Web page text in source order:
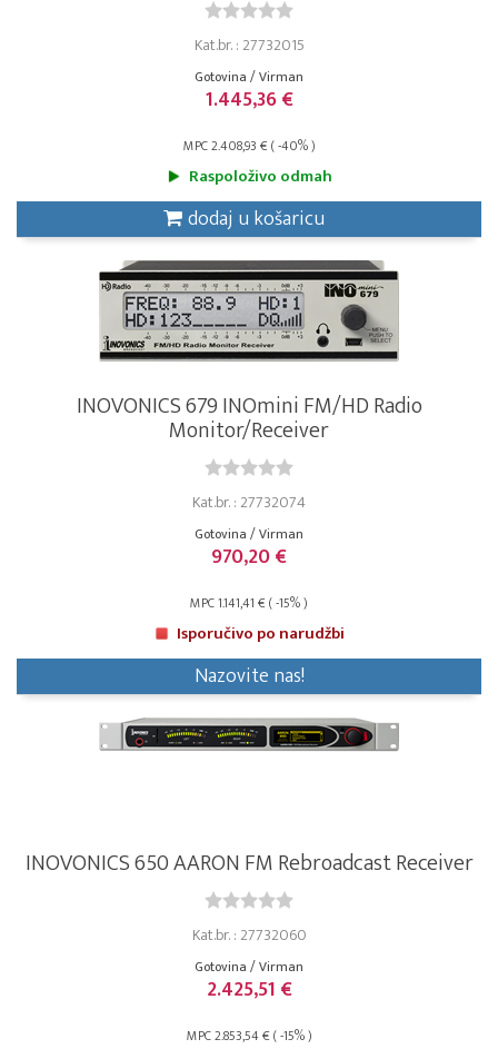
Kat.br. : 27732015
Gotovina / Virman
1.445,36 €
MPC 2.408,93 € ( -40% )
Raspoloživo odmah
dodaj u košaricu
INOVONICS 679 INOmini FM/HD Radio
Monitor/Receiver
Kat.br. : 27732074
Gotovina / Virman
970,20 €
MPC 1.141,41 € ( -15% )
Isporučivo po narudžbi
Nazovite nas!
INOVONICS 650 AARON FM Rebroadcast Receiver
Kat.br. : 27732060
Gotovina / Virman
2.425,51 €
MPC 2.853,54 € ( -15% )